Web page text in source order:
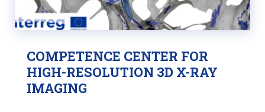
COMPETENCE CENTER FOR
HIGH-RESOLUTION 3D X-RAY
IMAGING